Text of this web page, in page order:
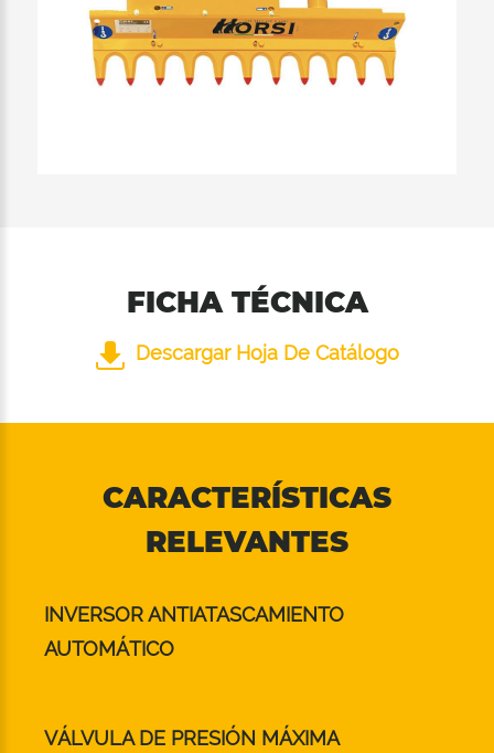
FICHA TÉCNICA
Descargar Hoja De Catálogo
CARACTERÍSTICAS
RELEVANTES
INVERSOR ANTIATASCAMIENTO
AUTOMÁTICO
VÁLVULA DE PRESIÓN MÁXIMA